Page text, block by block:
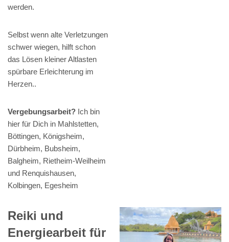
werden.
Selbst wenn alte Verletzungen
schwer wiegen, hilft schon
das Lösen kleiner Altlasten
spürbare Erleichterung im
Herzen..
Vergebungsarbeit? Ich bin
hier für Dich in Mahlstetten,
Böttingen, Königsheim,
Dürbheim, Bubsheim,
Balgheim, Rietheim-Weilheim
und Renquishausen,
Kolbingen, Egesheim
Reiki und
Energiearbeit für